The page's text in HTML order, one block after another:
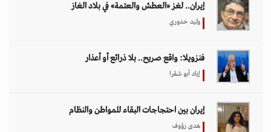
إيران.. لغز «العطش والعتمة» في بلاد الغاز
وليد خدوري
فنزويلا: واقع صريح.. بلا ذرائع أو أعذار
إياد أبو شقرا
إيران بين احتجاجات البقاء للمواطن والنظام
هدى رؤوف